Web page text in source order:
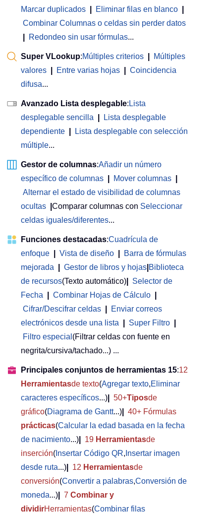
Marcar duplicados
Eliminar filas en blanco
Combinar Columnas o celdas sin perder datos
Redondeo sin usar fórmulas...
Super VLookup:Múltiples criterios
Múltiples
valores
Entre varias hojas
Coincidencia
difusa...
Avanzado Lista desplegable: Lista
desplegable sencilla
Lista desplegable
dependiente
Lista desplegable con selección
múltiple...
Gestor de columnas:Añadir un número
específico de columnas
Mover columnas
Alternar el estado de visibilidad de columnas
ocultas
Comparar columnas con Seleccionar
celdas iguales/diferentes...
Funciones destacadas:Cuadrícula de
enfoque
Vista de diseño
Barra de fórmulas
mejorada
Gestor de libros y hojas Biblioteca
de recursos(Texto automático)
Selector de
Fecha
Combinar Hojas de Cálculo
Cifrar/Descifrar celdas
Enviar correos
electrónicos desde una lista
Super Filtro
Filtro especial (Filtrar celdas con fuente en
negrita/cursiva/tachado...) ...
Principales conjuntos de herramientas 15:12
Herramientasde texto(Agregar texto,Eliminar
caracteres específicos...) 50+Tiposde
gráfico(Diagrama de Gantt...)
40+ Fórmulas
prácticas(Calcular la edad basada en la fecha
de nacimiento...) 19 Herramientasde
inserción( Insertar Código QR, Insertar imagen
desde ruta...) 12 Herramientasde
conversión(Convertir a palabras,Conversión de
moneda...) 7 Combinar y
dividirHerramientas(Combinar filas